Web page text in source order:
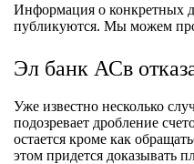
Информация о конкретных
публикуются. Мы можем
Эл банк АСв
Уже известно несколько
подозревает дробление
остается кроме как
этом придется доказывать